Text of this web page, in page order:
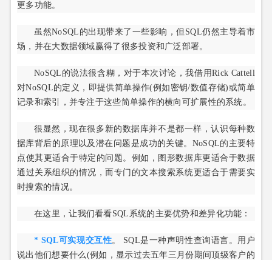
更多功能。
虽然NoSQL的出现带来了一些影响，但SQL仍然主导着市
场，并在大数据领域赢得了很多投资和广泛部署。
NoSQL的说法很含糊，对于本次讨论，我借用Rick Cattell
对NoSQL的定义，即提供简单操作(例如密钥/数值存储)或简单
记录和索引，并专注于这些简单操作的横向可扩展性的系统。
很显然，现在很多新的数据库并不是都一样，认识每种数
据库背后的原理以及潜在问题是成功的关键。NoSQL的主要特
点使其更适合于特定的问题。例如，图形数据库更适合于数据
通过关系组织的情况，而专门的文本搜索系统更适合于需要实
时搜索的情况。
在这里，让我们看看SQL系统的主要优势和差异化功能：
* SQL可实现交互性。 SQL是一种声明性查询语言。用户
说出他们想要什么(例如，显示过去五年三月份期间顶级客户的